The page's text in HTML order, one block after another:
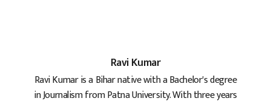
Ravi Kumar
Ravi Kumar is a Bihar native with a Bachelor's degree
in Journalism from Patna University. With three years